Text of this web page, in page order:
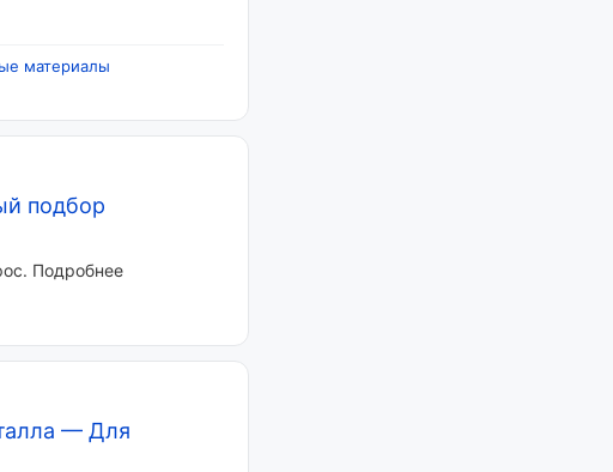
материалы
подбор
Подробнее
— Для